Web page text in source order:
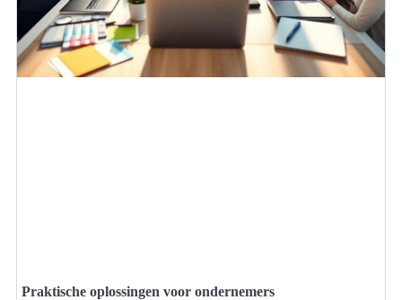
Praktische oplossingen voor ondernemers